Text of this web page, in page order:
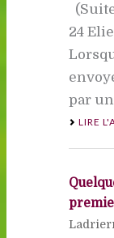
24
par
LIRE